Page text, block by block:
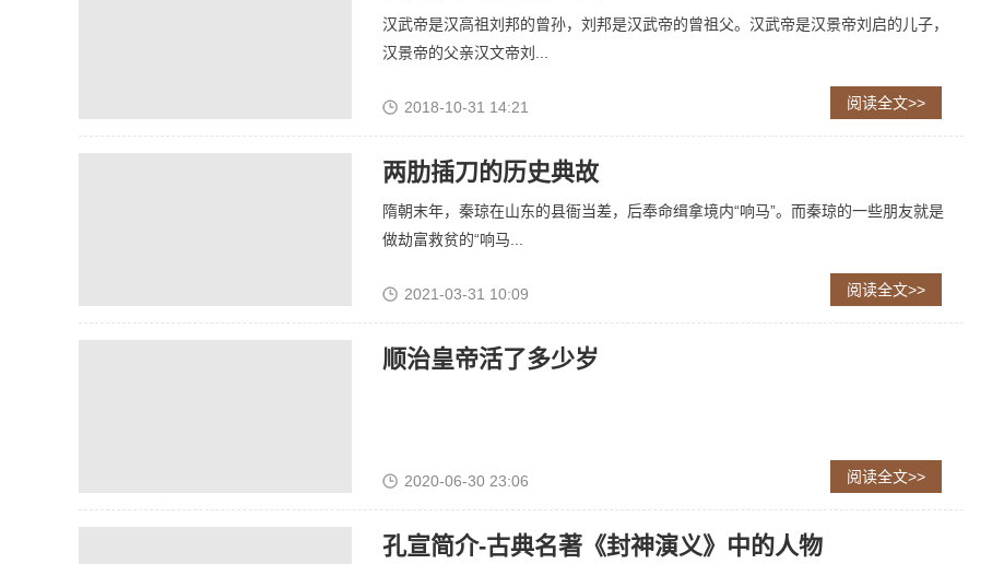
汉武帝是汉高祖刘邦的曾孙，刘邦是汉武帝的曾祖父。汉武帝是汉景帝刘启的儿子，
汉景帝的父亲汉文帝刘...
2018-10-31 14:21 阅读全文>>
两肋插刀的历史典故
隋朝末年，秦琼在山东的县衙当差，后奉命缉拿境内“响马”。而秦琼的一些朋友就是
做劫富救贫的“响马...
2021-03-31 10:09 阅读全文>>
顺治皇帝活了多少岁
2020-06-30 23:06 阅读全文>>
孔宣简介-古典名著《封神演义》中的人物